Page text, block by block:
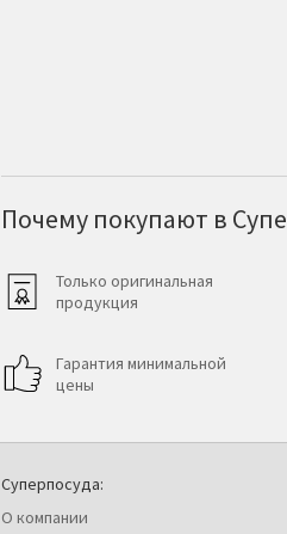
Почему покупают в
Только оригинальная
продукция
Гарантия минимальной
цены
Суперпосуда:
О компании